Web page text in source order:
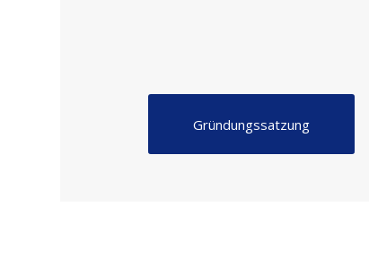
Gründungssatzung